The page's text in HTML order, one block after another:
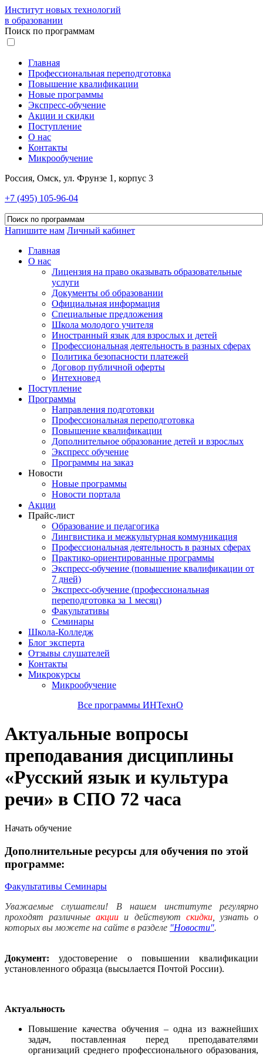
Институт новых технологий
в образовании
Поиск по программам
Главная
Профессиональная переподготовка
Повышение квалификации
Новые программы
Экспресс-обучение
Акции и скидки
Поступление
О нас
Контакты
Микрообучение
Россия, Омск, ул. Фрунзе 1, корпус 3
+7 (495) 105-96-04
Напишите нам Личный кабинет
Главная
О нас
Лицензия на право оказывать образовательные
услуги
Документы об образовании
Официальная информация
Специальные предложения
Школа молодого учителя
Иностранный язык для взрослых и детей
Профессиональная деятельность в разных сферах
Политика безопасности платежей
Договор публичной оферты
Интехновед
Поступление
Программы
Направления подготовки
Профессиональная переподготовка
Повышение квалификации
Дополнительное образование детей и взрослых
Экспресс обучение
Программы на заказ
Новости
Новые программы
Новости портала
Акции
Прайс-лист
Образование и педагогика
Лингвистика и межкультурная коммуникация
Профессиональная деятельность в разных сферах
Практико-ориентированные программы
Экспресс-обучение (повышение квалификации от
7 дней)
Экспресс-обучение (профессиональная
переподготовка за 1 месяц)
Факультативы
Семинары
Школа-Колледж
Блог эксперта
Отзывы слушателей
Контакты
Микрокурсы
Микрообучение
Все программы ИНТехнО
Актуальные вопросы
преподавания дисциплины
«Русский язык и культура
речи» в СПО 72 часа
Начать обучение
Дополнительные ресурсы для обучения по этой
программе:
Факультативы Семинары
Уважаемые слушатели! В нашем институте регулярно
проходят различныеакции и действуют скидки, узнать о
которых вы можете на сайте в разделе "Новости".
Документ: удостоверение о повышении квалификации
установленного образца (высылается Почтой России).
Актуальность
Повышение качества обучения – одна из важнейших
задач, поставленная перед преподавателями
организаций среднего профессионального образования,